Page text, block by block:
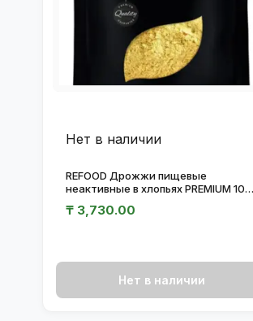
Нет в наличии
REFOOD Дрожжи пищевые
неактивные в хлопьях PREMIUM 100
₸ 3,730.00
Нет в наличии